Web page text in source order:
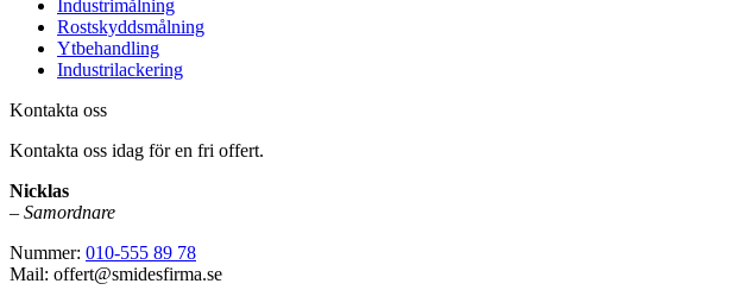
Industrimålning
Rostskyddsmålning
Ytbehandling
Industrilackering
Kontakta oss
Kontakta oss idag för en fri offert.
Nicklas
– Samordnare
Nummer: 010-555 89 78
Mail: offert@smidesfirma.se